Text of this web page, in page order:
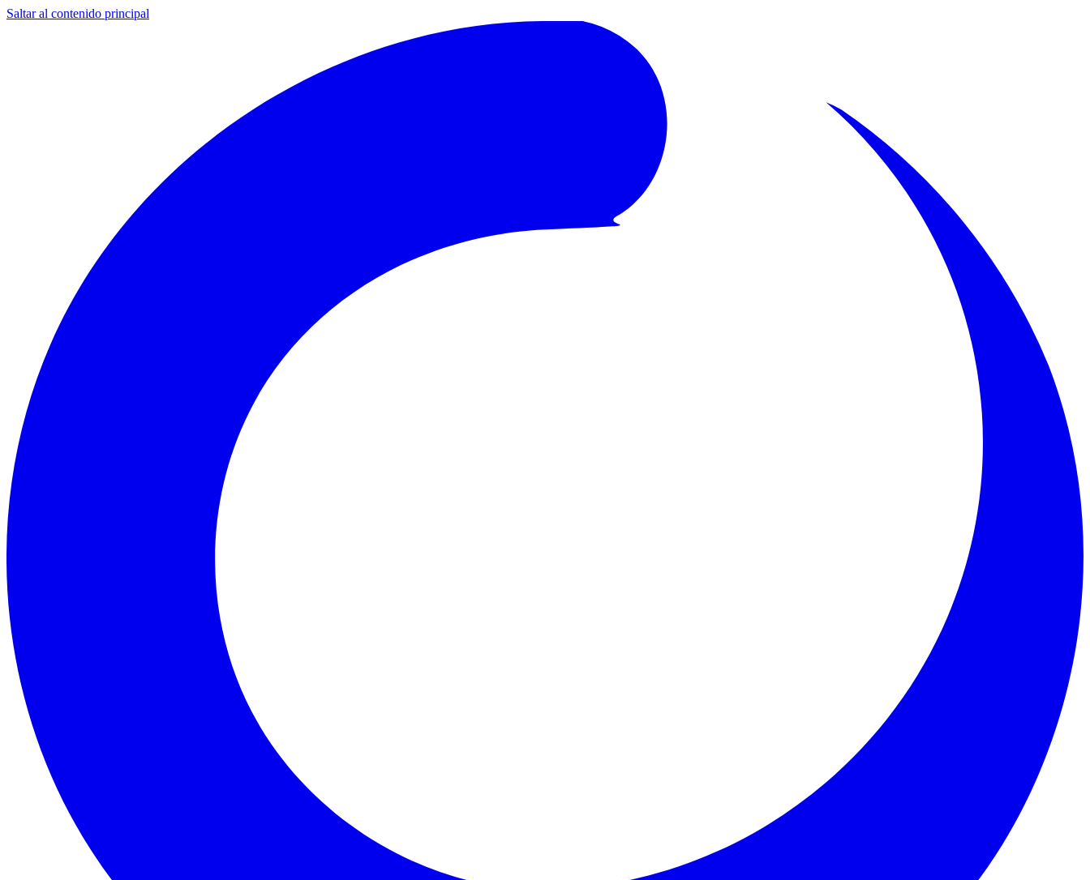
Saltar al contenido principal